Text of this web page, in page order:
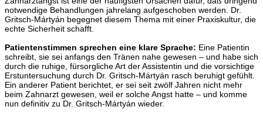
notwendige Behandlungen jahrelang aufgeschoben werden. Dr.
Gritsch-Mártyán begegnet diesem Thema mit einer Praxiskultur, die
echte Sicherheit schafft.
Patientenstimmen sprechen eine klare Sprache: Eine Patientin
schreibt, sie sei anfangs den Tränen nahe gewesen – und habe sich
durch die ruhige, fürsorgliche Art der Assistentin und die vorsichtige
Erstuntersuchung durch Dr. Gritsch-Mártyán rasch beruhigt gefühlt.
Ein anderer Patient berichtet, er sei seit zwölf Jahren nicht mehr
beim Zahnarzt gewesen, weil er solche Angst hatte – und komme
nun definitiv zu Dr. Gritsch-Mártyán wieder.